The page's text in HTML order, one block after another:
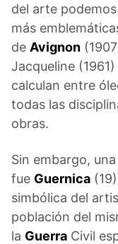
del arte
más
de Avignon
Jacqueline
calculan entre
todas las
obras.
Sin embargo,
fue Guernica
simbólica del
población del
la Guerra Civil